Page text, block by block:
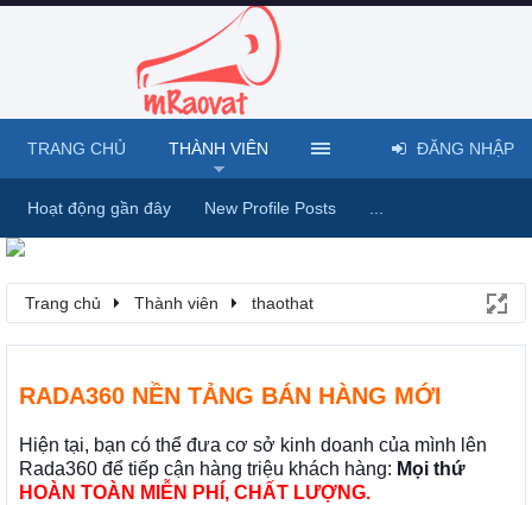
Trang chủ Thành viên thaothat
RADA360 NỀN TẢNG BÁN HÀNG MỚI
Hiện tại, bạn có thể đưa cơ sở kinh doanh của mình lên
Rada360 để tiếp cận hàng triệu khách hàng: Mọi thứ
HOÀN TOÀN MIỄN PHÍ, CHẤT LƯỢNG.
TRANG CHỦ THÀNH VIÊN
Hoạt động gần đây New Profile Posts
ĐĂNG NHẬP